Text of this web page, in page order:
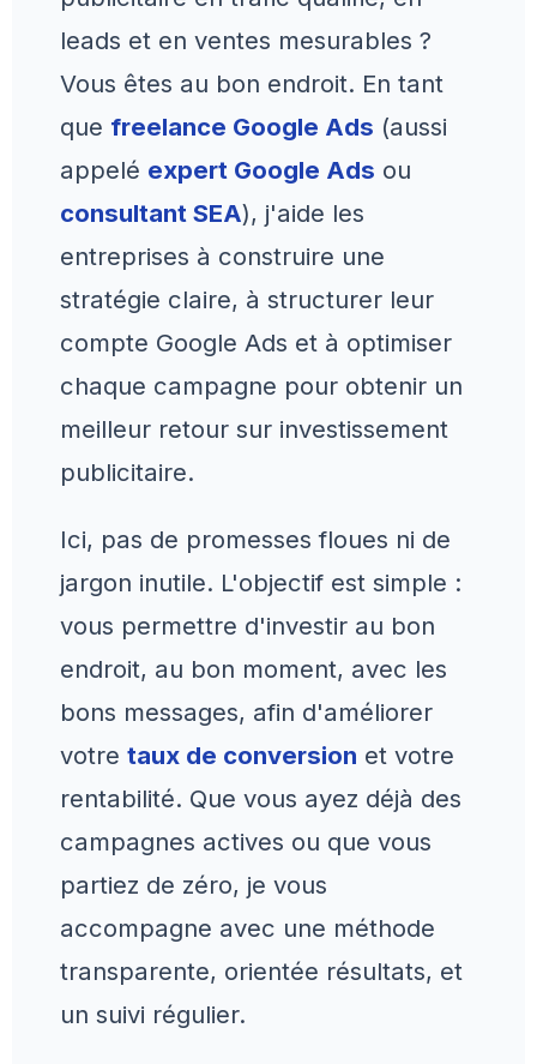
leads et en ventes mesurables ?
Vous êtes au bon endroit. En tant
que freelance Google Ads (aussi
appelé expert Google Ads ou
consultant SEA), j'aide les
entreprises à construire une
stratégie claire, à structurer leur
compte Google Ads et à optimiser
chaque campagne pour obtenir un
meilleur retour sur investissement
publicitaire.
Ici, pas de promesses floues ni de
jargon inutile. L'objectif est simple :
vous permettre d'investir au bon
endroit, au bon moment, avec les
bons messages, afin d'améliorer
votre taux de conversion et votre
rentabilité. Que vous ayez déjà des
campagnes actives ou que vous
partiez de zéro, je vous
accompagne avec une méthode
transparente, orientée résultats, et
un suivi régulier.